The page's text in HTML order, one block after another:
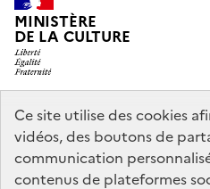
Ce site utilise des cookies
vidéos, des boutons de
communication
contenus de plateformes
MINISTÈRE
DE LA CULTURE
legifrance.gouv.fr
service-public.gouv.fr